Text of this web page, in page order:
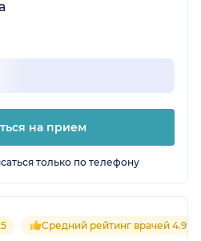
на прием
только по телефону
Средний рейтинг врачей 4.9